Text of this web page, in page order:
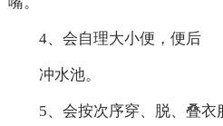
4、会自理大小便，便后
冲水池。
5、会按次序穿、脱、叠衣